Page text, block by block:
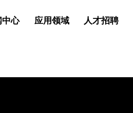
中心 应用领域 人才招聘